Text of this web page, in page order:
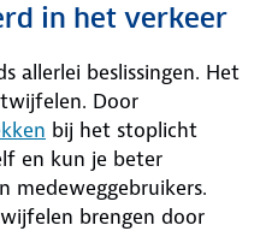
in het verkeer
allerlei beslissingen. Het
Door
bij het stoplicht
en kun je beter
medeweggebruikers.
brengen door